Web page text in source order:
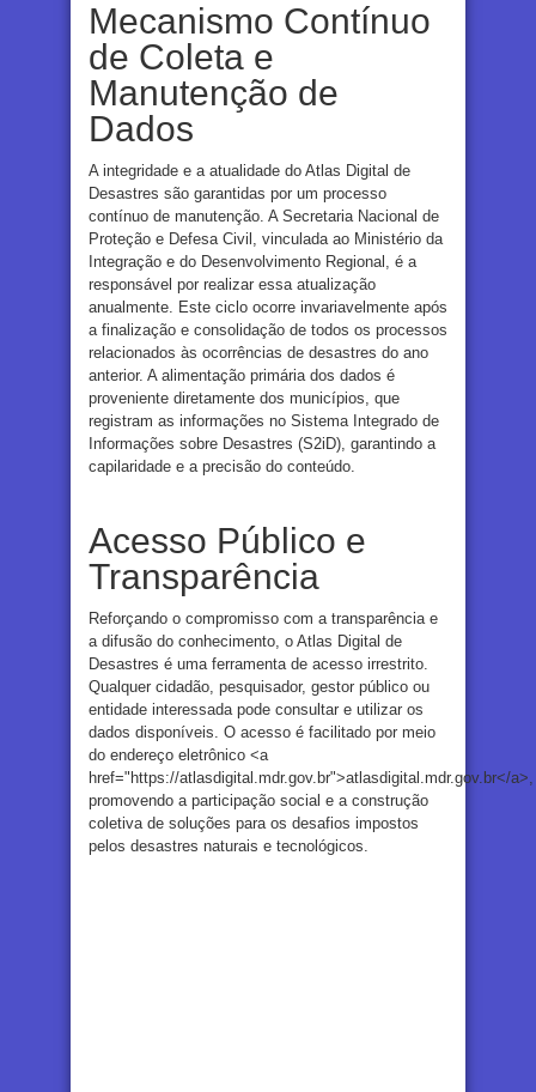
Mecanismo Contínuo
de Coleta e
Manutenção de
Dados
A integridade e a atualidade do Atlas Digital de
Desastres são garantidas por um processo
contínuo de manutenção. A Secretaria Nacional de
Proteção e Defesa Civil, vinculada ao Ministério da
Integração e do Desenvolvimento Regional, é a
responsável por realizar essa atualização
anualmente. Este ciclo ocorre invariavelmente após
a finalização e consolidação de todos os processos
relacionados às ocorrências de desastres do ano
anterior. A alimentação primária dos dados é
proveniente diretamente dos municípios, que
registram as informações no Sistema Integrado de
Informações sobre Desastres (S2iD), garantindo a
capilaridade e a precisão do conteúdo.
Acesso Público e
Transparência
Reforçando o compromisso com a transparência e
a difusão do conhecimento, o Atlas Digital de
Desastres é uma ferramenta de acesso irrestrito.
Qualquer cidadão, pesquisador, gestor público ou
entidade interessada pode consultar e utilizar os
dados disponíveis. O acesso é facilitado por meio
do endereço eletrônico <a
href="https://atlasdigital.mdr.gov.br">atlasdigital.mdr.gov.br</a>,
promovendo a participação social e a construção
coletiva de soluções para os desafios impostos
pelos desastres naturais e tecnológicos.